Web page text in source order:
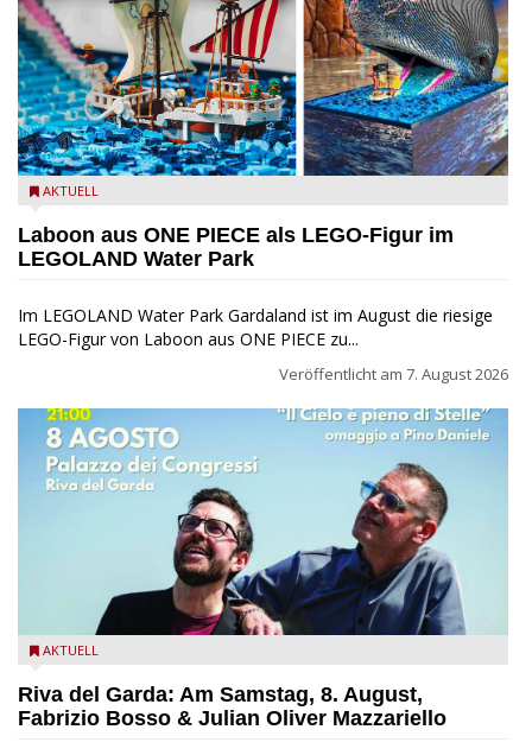
Laboon aus ONE PIECE als LEGO-Figur im LEGOLAND Water
AKTUELL
Laboon aus ONE PIECE als LEGO-Figur im
LEGOLAND Water Park
Im LEGOLAND Water Park Gardaland ist im August die riesige
LEGO-Figur von Laboon aus ONE PIECE zu...
Veröffentlicht am 7. August 2026
Fabrizio Bosso & Julian Oliver Mazzariello zu Gast beim Garda
AKTUELL
Riva del Garda: Am Samstag, 8. August,
Fabrizio Bosso & Julian Oliver Mazzariello